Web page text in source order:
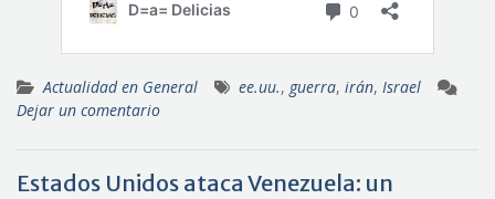
Actualidad en General ee.uu., guerra, irán, Israel
Dejar un comentario
Estados Unidos ataca Venezuela: un